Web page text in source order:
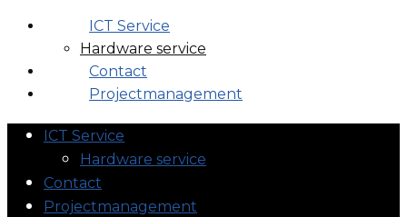
ICT Service
Hardware service
Contact
Projectmanagement
ICT Service
Hardware service
Contact
Projectmanagement